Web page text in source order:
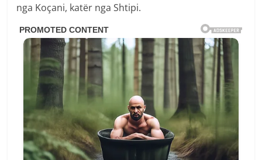
nga Koçani, katër nga Shtipi.